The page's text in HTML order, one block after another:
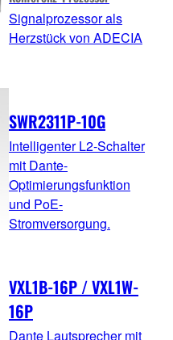
Signalprozessor als
Herzstück von ADECIA
SWR2311P-10G
Intelligenter L2-Schalter
mit Dante-
Optimierungsfunktion
und PoE-
Stromversorgung.
VXL1B-16P / VXL1W-
16P
Dante Lautsprecher mit